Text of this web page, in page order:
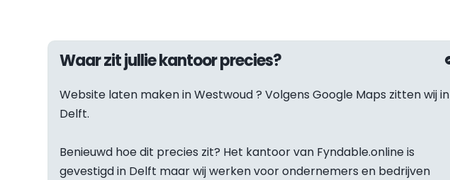
Waar zit jullie kantoor precies?
Website laten maken in Westwoud ? Volgens Google Maps zitten wij in
Delft.
Benieuwd hoe dit precies zit? Het kantoor van Fyndable.online is
gevestigd in Delft maar wij werken voor ondernemers en bedrijven